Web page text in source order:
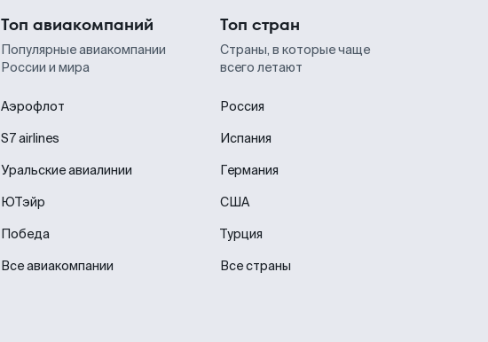
Топ авиакомпаний
Популярные авиакомпании
России и мира
Аэрофлот
S7 airlines
Уральские авиалинии
ЮТэйр
Победа
Все авиакомпании
Топ стран
Страны, в которые чаще
всего летают
Россия
Испания
Германия
США
Турция
Все страны